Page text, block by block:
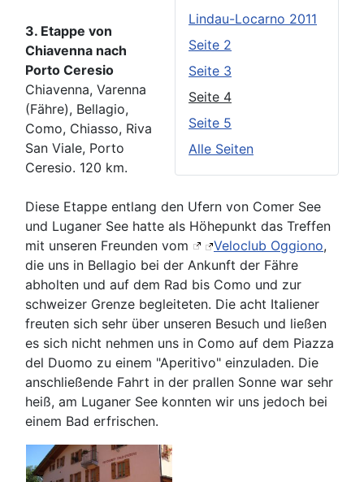
Lindau-Locarno 2011
Seite 2
Seite 3
Seite 4
Seite 5
Alle Seiten
3. Etappe von
Chiavenna nach
Porto Ceresio
Chiavenna, Varenna
(Fähre), Bellagio,
Como, Chiasso, Riva
San Viale, Porto
Ceresio. 120 km.
Diese Etappe entlang den Ufern von Comer See
und Luganer See hatte als Höhepunkt das Treffen
mit unseren Freunden vom
Veloclub Oggiono,
die uns in Bellagio bei der Ankunft der Fähre
abholten und auf dem Rad bis Como und zur
schweizer Grenze begleiteten. Die acht Italiener
freuten sich sehr über unseren Besuch und ließen
es sich nicht nehmen uns in Como auf dem Piazza
del Duomo zu einem "Aperitivo" einzuladen. Die
anschließende Fahrt in der prallen Sonne war sehr
heiß, am Luganer See konnten wir uns jedoch bei
einem Bad erfrischen.